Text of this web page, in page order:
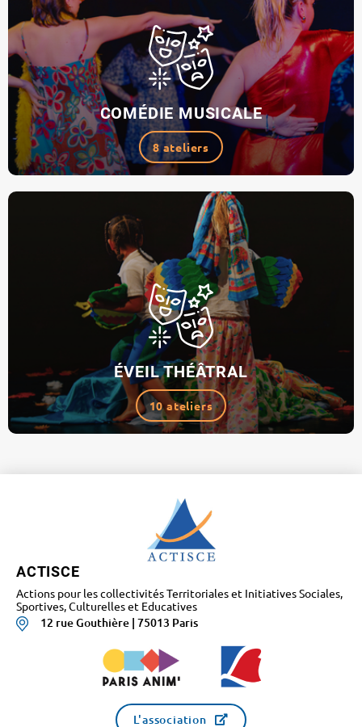
COMÉDIE MUSICALE
8 ateliers
ÉVEIL THÉÂTRAL
10 ateliers
ACTISCE
Actions pour les collectivités Territoriales et Initiatives Sociales,
Sportives, Culturelles et Educatives
12 rue Gouthière | 75013 Paris
L'association